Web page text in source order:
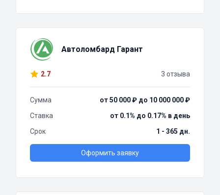
Автоломбард Гарант
2.7 3 отзыва
Сумма
от 50 000 ₽ до 10 000 000 ₽
Ставка
от 0.1% до 0.17% в день
Срок
1 - 365 дн.
Оформить заявку